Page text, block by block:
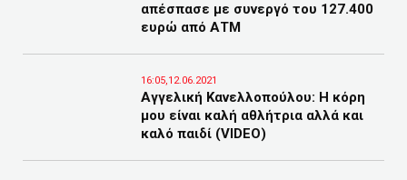
απέσπασε με συνεργό του 127.400
ευρώ από ΑΤΜ
16:05,12.06.2021
Αγγελική Κανελλοπούλου: Η κόρη
μου είναι καλή αθλήτρια αλλά και
καλό παιδί (VIDEO)